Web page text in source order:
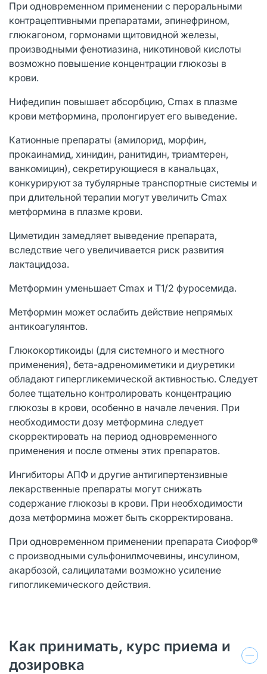
При одновременном применении с пероральными
контрацептивными препаратами, эпинефрином,
глюкагоном, гормонами щитовидной железы,
производными фенотиазина, никотиновой кислоты
возможно повышение концентрации глюкозы в
крови.
Нифедипин повышает абсорбцию, Cmax в плазме
крови метформина, пролонгирует его выведение.
Катионные препараты (амилорид, морфин,
прокаинамид, хинидин, ранитидин, триамтерен,
ванкомицин), секретирующиеся в канальцах,
конкурируют за тубулярные транспортные системы и
при длительной терапии могут увеличить Cmax
метформина в плазме крови.
Циметидин замедляет выведение препарата,
вследствие чего увеличивается риск развития
лактацидоза.
Метформин уменьшает Cmax и Т1/2 фуросемида.
Метформин может ослабить действие непрямых
антикоагулянтов.
Глюкокортикоиды (для системного и местного
применения), бета-адреномиметики и диуретики
обладают гипергликемической активностью. Следует
более тщательно контролировать концентрацию
глюкозы в крови, особенно в начале лечения. При
необходимости дозу метформина следует
скорректировать на период одновременного
применения и после отмены этих препаратов.
Ингибиторы АПФ и другие антигипертензивные
лекарственные препараты могут снижать
содержание глюкозы в крови. При необходимости
доза метформина может быть скорректирована.
При одновременном применении препарата Сиофор®
с производными сульфонилмочевины, инсулином,
акарбозой, салицилатами возможно усиление
гипогликемического действия.
Как принимать, курс приема и
дозировка